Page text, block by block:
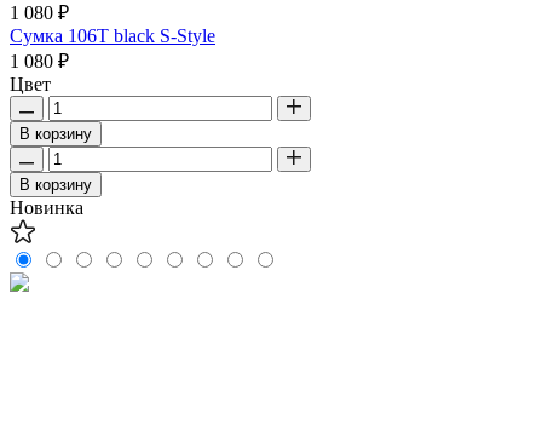
1 080 ₽
Сумка 106T black S-Style
1 080 ₽
Цвет
В корзину
В корзину
Новинка